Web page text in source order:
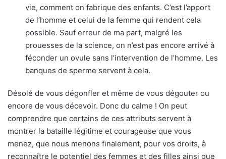
vie, comment on fabrique des enfants. C’est l’apport
de l’homme et celui de la femme qui rendent cela
possible. Sauf erreur de ma part, malgré les
prouesses de la science, on n’est pas encore arrivé à
féconder un ovule sans l’intervention de l’homme. Les
banques de sperme servent à cela.
Désolé de vous dégonfler et même de vous dégouter ou
encore de vous décevoir. Donc du calme ! On peut
comprendre que certains de ces attributs servent à
montrer la bataille légitime et courageuse que vous
menez, que nous menons finalement, pour vos droits, à
reconnaître le potentiel des femmes et des filles ainsi que